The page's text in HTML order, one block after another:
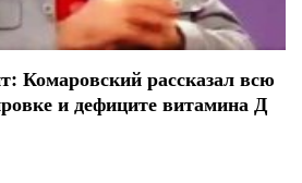
Комаровский рассказал всю
и дефиците витамина Д